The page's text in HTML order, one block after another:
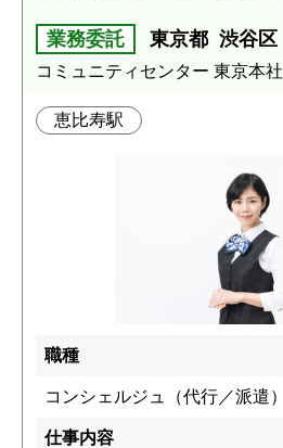
業務委託 東京都 渋谷区
コミュニティセンター 東京本社
恵比寿駅
職種
コンシェルジュ（代行／派遣）
仕事内容